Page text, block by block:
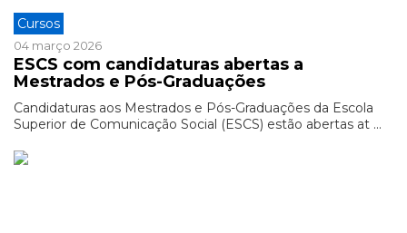
Cursos
04 março 2026
ESCS com candidaturas abertas a
Mestrados e Pós-Graduações
Candidaturas aos Mestrados e Pós-Graduações da Escola
Superior de Comunicação Social (ESCS) estão abertas at ...